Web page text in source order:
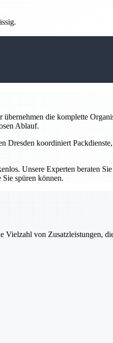
die komplette
Ablauf.
Dresden koordiniert
Unsere Experten beraten
spüren können.
Vielzahl von Zusatzleistungen,